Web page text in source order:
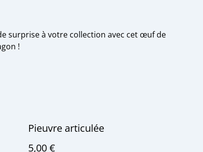
surprise à votre collection avec cet œuf de
!
Pieuvre articulée
5,00 €